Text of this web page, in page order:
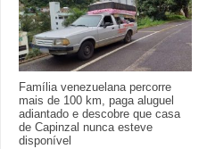
Família venezuelana percorre
mais de 100 km, paga aluguel
adiantado e descobre que casa
de Capinzal nunca esteve
disponível